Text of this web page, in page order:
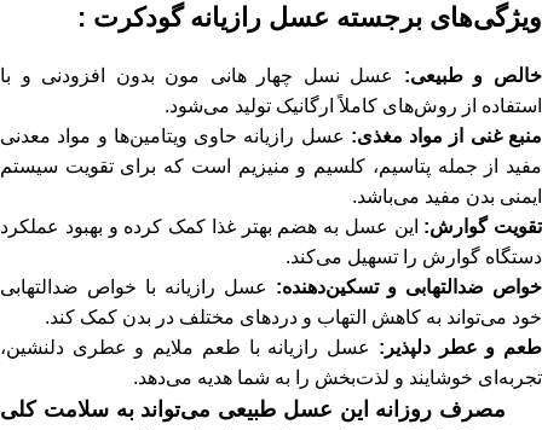
ویژگی‌های برجسته عسل رازیانه گودکرت :
خالص و طبیعی: عسل نسل چهار هانی مون بدون افزودنی و با
استفاده از روش‌های کاملاً ارگانیک تولید می‌شود.
منبع غنی از مواد مغذی: عسل رازیانه حاوی ویتامین‌ها و مواد معدنی
مفید از جمله پتاسیم، کلسیم و منیزیم است که برای تقویت سیستم
ایمنی بدن مفید می‌باشد.
تقویت گوارش: این عسل به هضم بهتر غذا کمک کرده و بهبود عملکرد
دستگاه گوارش را تسهیل می‌کند.
خواص ضدالتهابی و تسکین‌دهنده: عسل رازیانه با خواص ضدالتهابی
خود می‌تواند به کاهش التهاب و دردهای مختلف در بدن کمک کند.
طعم و عطر دلپذیر: عسل رازیانه با طعم ملایم و عطری دلنشین،
تجربه‌ای خوشایند و لذت‌بخش را به شما هدیه می‌دهد.
مصرف روزانه این عسل طبیعی می‌تواند به سلامت کلی